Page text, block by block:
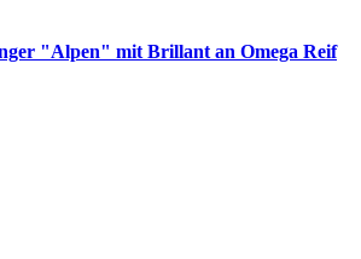
"Alpen" mit Brillant an Omega Reif